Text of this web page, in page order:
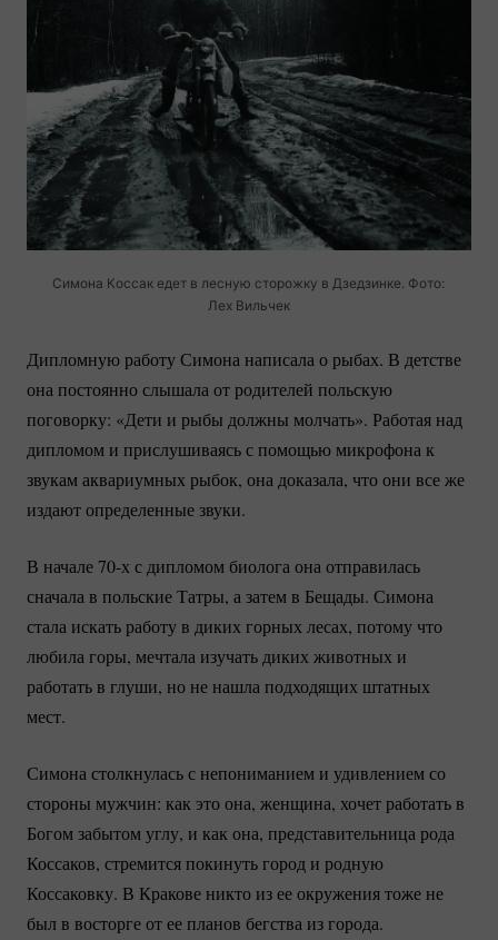
Симона Коссак едет в лесную сторожку в Дзедзинке. Фото:
Лех Вильчек
Дипломную работу Симона написала о рыбах. В детстве
она постоянно слышала от родителей польскую
поговорку: «Дети и рыбы должны молчать». Работая над
дипломом и прислушиваясь с помощью микрофона к
звукам аквариумных рыбок, она доказала, что они все же
издают определенные звуки.
В начале 70-х с дипломом биолога она отправилась
сначала в польские Татры, а затем в Бещады. Симона
стала искать работу в диких горных лесах, потому что
любила горы, мечтала изучать диких животных и
работать в глуши, но не нашла подходящих штатных
мест.
Симона столкнулась с непониманием и удивлением со
стороны мужчин: как это она, женщина, хочет работать в
Богом забытом углу, и как она, представительница рода
Коссаков, стремится покинуть город и родную
Коссаковку. В Кракове никто из ее окружения тоже не
был в восторге от ее планов бегства из города.